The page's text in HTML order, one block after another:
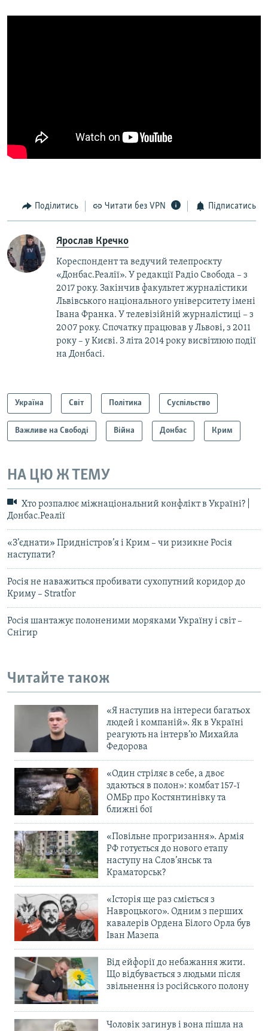
Поділитись Читати без VPN Підписатись
Ярослав Кречко
Кореспондент та ведучий телепроєкту
«Донбас.Реалії». У редакції Радіо Свобода – з
2017 року. Закінчив факультет журналістики
Львівського національного університету імені
Івана Франка. У телевізійній журналістиці – з
2007 року. Спочатку працював у Львові, з 2011
року – у Києві. З літа 2014 року висвітлюю події
на Донбасі.
Україна Світ Політика Суспільство
Важливе на Свободі Війна Донбас Крим
НА ЦЮ Ж ТЕМУ
Хто розпалює міжнаціональний конфлікт в Україні? |
Донбас.Реалії
«З’єднати» Придністров’я і Крим – чи ризикне Росія
наступати?
​Росія не наважиться пробивати сухопутний коридор до
Криму – Stratfor
Росія шантажує полоненими моряками Україну і світ –
Снігир
Читайте також
«Я наступив на інтереси багатьох
людей і компаній». Як в Україні
реагують на інтерв’ю Михайла
Федорова
«Один стріляє в себе, а двоє
здаються в полон»: комбат 157-ї
ОМБр про Костянтинівку та
ближні бої
«Повільне прогризання». Армія
РФ готується до нового етапу
наступу на Слов’янськ та
Краматорськ?
«Історія ще раз сміється з
Навроцького». Одним з перших
кавалерів Ордена Білого Орла був
Іван Мазепа
Від ейфорії до небажання жити.
Що відбувається з людьми після
звільнення із російського полону
Чоловік загинув і вона пішла на